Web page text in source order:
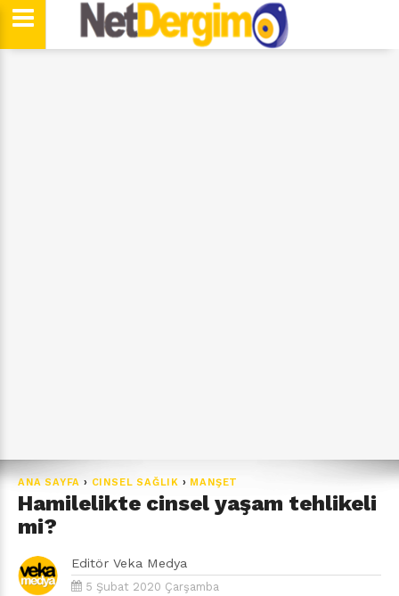
ANA SAYFA › CINSEL SAĞLIK › MANŞET
Hamilelikte cinsel yaşam tehlikeli
mi?
Editör Veka Medya
5 Şubat 2020 Çarşamba